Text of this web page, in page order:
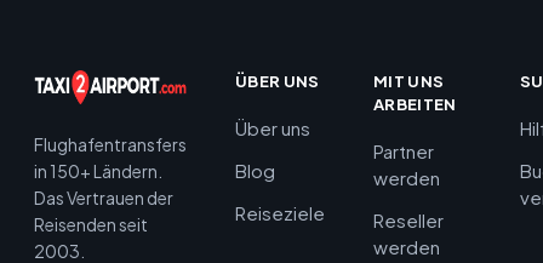
Flughafentransfers
in 150+ Ländern.
Das Vertrauen der
Reisenden seit
2003.
ÜBER UNS
Über uns
Blog
Reiseziele
MIT UNS
ARBEITEN
Partner
werden
Reseller
werden